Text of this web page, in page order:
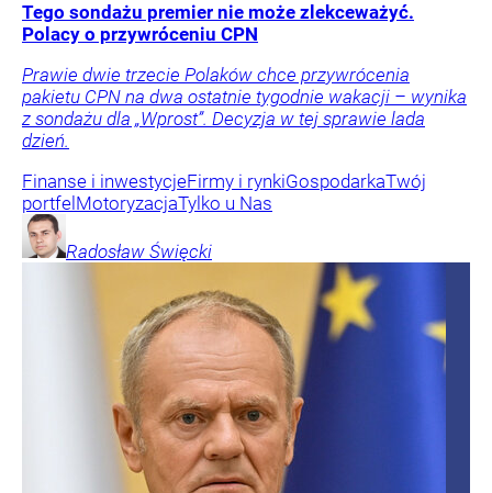
Tego sondażu premier nie może zlekceważyć.
Polacy o przywróceniu CPN
Prawie dwie trzecie Polaków chce przywrócenia
pakietu CPN na dwa ostatnie tygodnie wakacji – wynika
z sondażu dla „Wprost”. Decyzja w tej sprawie lada
dzień.
Finanse i inwestycjeFirmy i rynkiGospodarkaTwój
portfel MotoryzacjaTylko u Nas
Radosław Święcki